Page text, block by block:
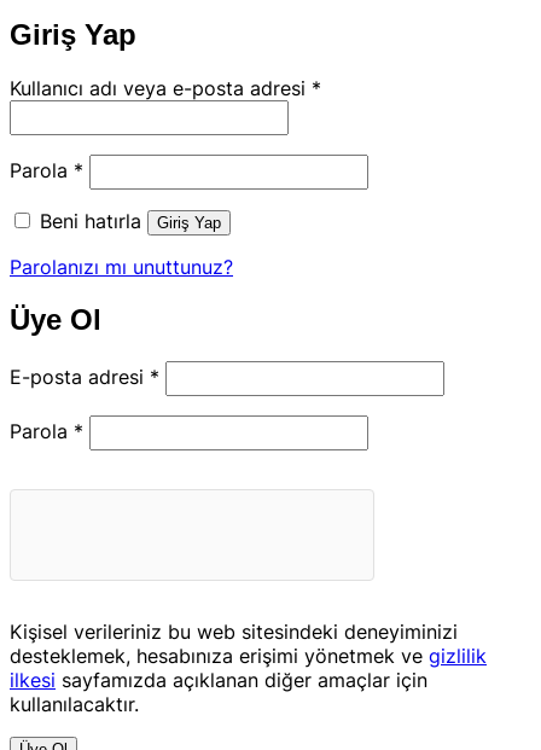
Giriş Yap
Kullanıcı adı veya e-posta adresi *
Parola *
Beni hatırla Giriş Yap
Parolanızı mı unuttunuz?
Üye Ol
E-posta adresi *
Parola *
Kişisel verileriniz bu web sitesindeki deneyiminizi
desteklemek, hesabınıza erişimi yönetmek ve gizlilik
ilkesi sayfamızda açıklanan diğer amaçlar için
kullanılacaktır.